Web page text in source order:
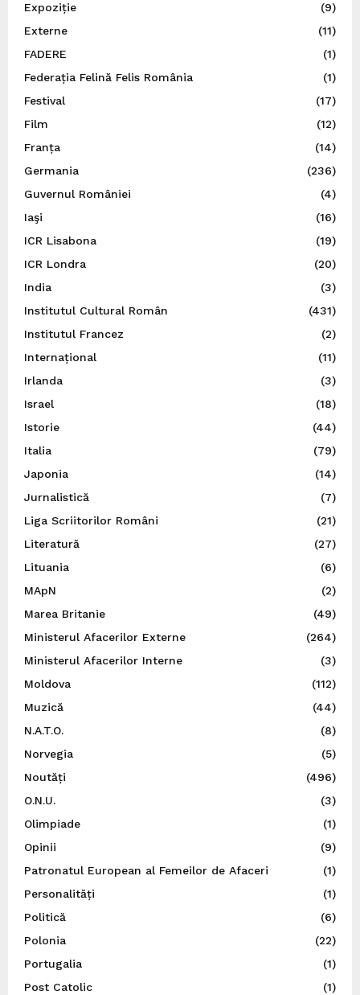
Expoziție
(9)
Externe
(11)
FADERE
(1)
Federația Felină Felis România
(1)
Festival
(17)
Film
(12)
Franța
(14)
Germania
(236)
Guvernul României
(4)
Iaşi
(16)
ICR Lisabona
(19)
ICR Londra
(20)
India
(3)
Institutul Cultural Român
(431)
Institutul Francez
(2)
Internațional
(11)
Irlanda
(3)
Israel
(18)
Istorie
(44)
Italia
(79)
Japonia
(14)
Jurnalistică
(7)
Liga Scriitorilor Români
(21)
Literatură
(27)
Lituania
(6)
MApN
(2)
Marea Britanie
(49)
Ministerul Afacerilor Externe
(264)
Ministerul Afacerilor Interne
(3)
Moldova
(112)
Muzică
(44)
N.A.T.O.
(8)
Norvegia
(5)
Noutăți
(496)
O.N.U.
(3)
Olimpiade
(1)
Opinii
(9)
Patronatul European al Femeilor de Afaceri
(1)
Personalități
(1)
Politică
(6)
Polonia
(22)
Portugalia
(1)
Post Catolic
(1)